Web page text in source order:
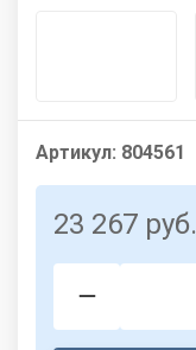
Артикул: 804561
23 267 руб.